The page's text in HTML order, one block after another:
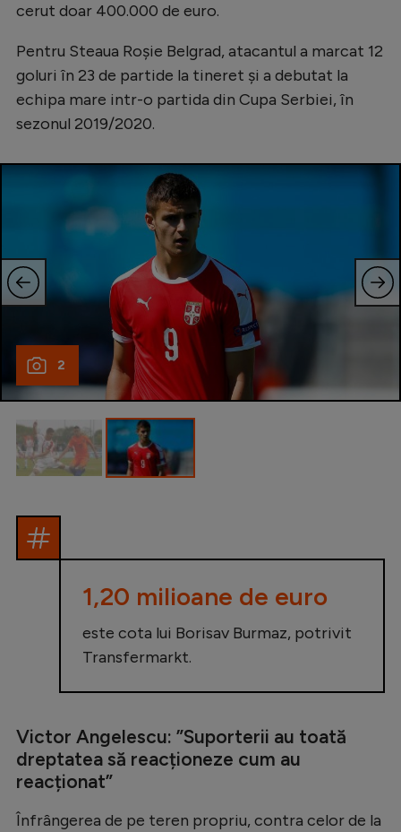
Alte sporturi
JO 2024
JO 2026
Intră în cont
Creează cont
cerut doar 400.000 de euro.
Pentru Steaua Roșie Belgrad, atacantul a marcat 12
goluri în 23 de partide la tineret și a debutat la
echipa mare intr-o partida din Cupa Serbiei, în
sezonul 2019/2020.
2
1,20 milioane de euro
este cota lui Borisav Burmaz, potrivit
Transfermarkt.
Victor Angelescu: ”Suporterii au toată
dreptatea să reacționeze cum au
reacționat”
Înfrângerea de pe teren propriu, contra celor de la